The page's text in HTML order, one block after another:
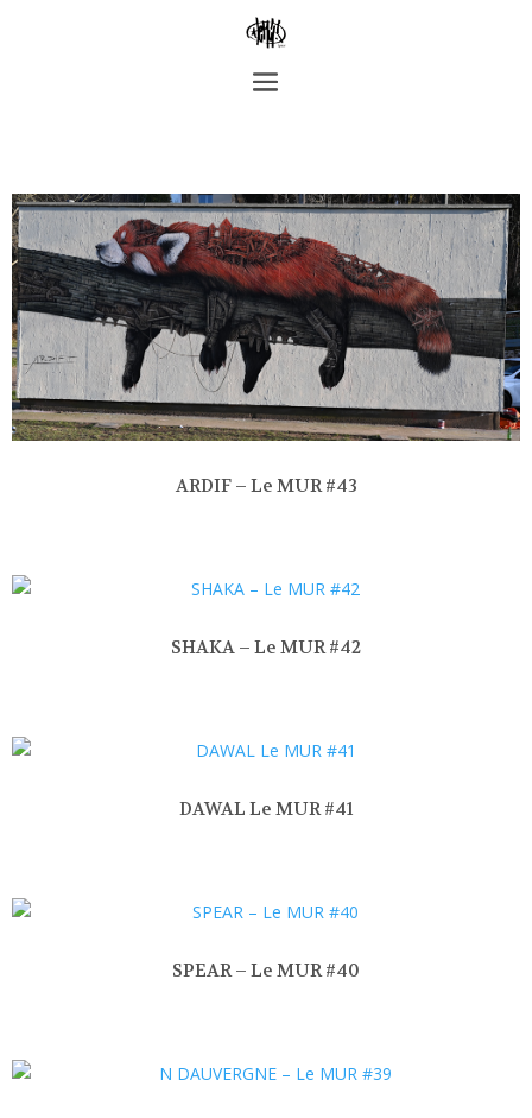
ARDIF – Le MUR #43
SHAKA – Le MUR #42
DAWAL Le MUR #41
SPEAR – Le MUR #40